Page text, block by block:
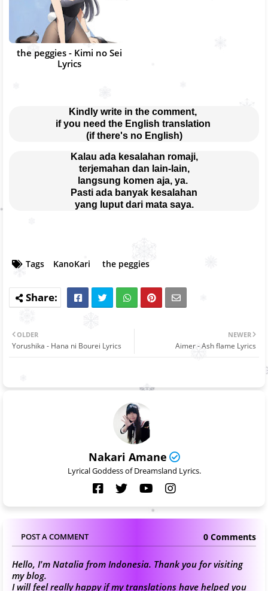
the peggies - Kimi no Sei
Lyrics
Kindly write in the comment,
if you need the English translation
(if there's no English)
Kalau ada kesalahan romaji,
terjemahan dan lain-lain,
langsung komen aja, ya.
Pasti ada banyak kesalahan
yang luput dari mata saya.
Tags KanoKari the peggies
NEWER
Aimer - Ash flame Lyrics
OLDER
Yorushika - Hana ni Bourei Lyrics
Nakari Amane
Lyrical Goddess of Dreamsland Lyrics.
POST A COMMENT 0 Comments
Hello, I'm Natalia from Indonesia. Thank you for visiting
my blog.
I will feel really happy if my translations have helped you